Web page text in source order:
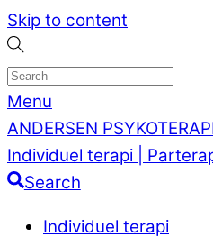
Skip to content
Menu
ANDERSEN
Individuel terapi |
Search
Individuel terapi